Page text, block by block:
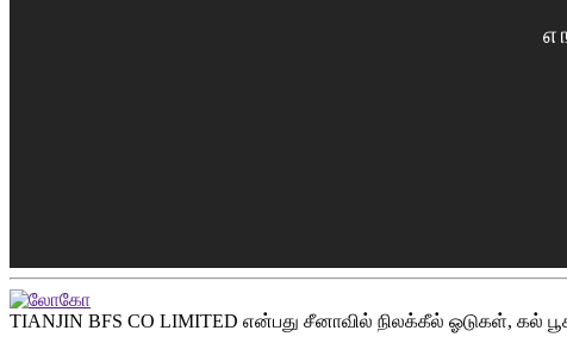
TIANJIN BFS CO LIMITED என்பது சீனாவில் நிலக்கீல் ஓடுகள், கல்